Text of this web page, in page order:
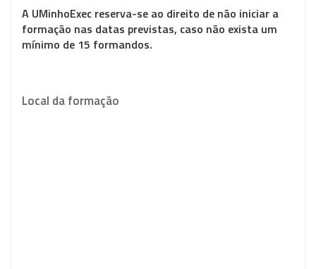
A UMinhoExec reserva-se ao direito de não iniciar a
formação nas datas previstas, caso não exista um
mínimo de 15 formandos.
Local da formação